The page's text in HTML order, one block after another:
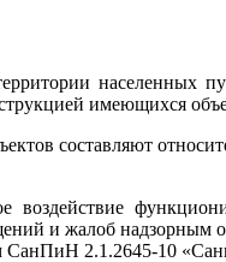
населенных
имеющихся
составляют
и жалоб надзорным
СанПиН 2.1.2645-10